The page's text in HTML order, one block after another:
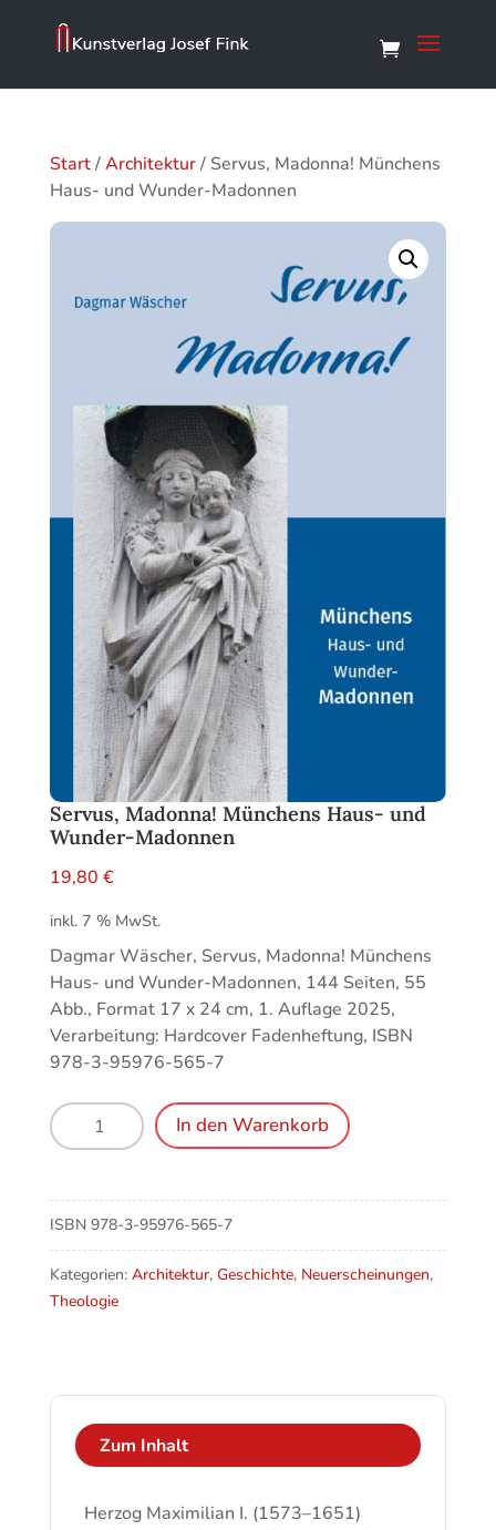
Start/Architektur/ Servus, Madonna! Münchens
Haus- und Wunder-Madonnen
Servus, Madonna! Münchens Haus- und
Wunder-Madonnen
19,80 €
inkl. 7 % MwSt.
Dagmar Wäscher, Servus, Madonna! Münchens
Haus- und Wunder-Madonnen, 144 Seiten, 55
Abb., Format 17 x 24 cm, 1. Auflage 2025,
Verarbeitung: Hardcover Fadenheftung, ISBN
978-3-95976-565-7
Servus,
Madonna!
Haus-
und
Wunder-
Madonnen
Menge
In den Warenkorb
ISBN 978-3-95976-565-7
Kategorien: Architektur, Geschichte, Neuerscheinungen,
Theologie
Zum Inhalt
Herzog Maximilian I. (1573–1651)